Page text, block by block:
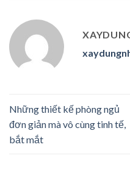
Những thiết kế phòng ngủ
đơn giản mà vô cùng tinh tế,
bắt mắt